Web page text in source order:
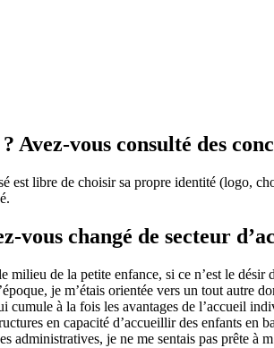
vous consulté des
est libre de choisir sa propre identité (logo,
vous changé de secteur
milieu de la petite enfance, si ce n’est le
je m’étais orientée vers un tout autre
à la fois les avantages de l’accueil
en capacité d’accueillir des enfants en
je ne me sentais pas prête à